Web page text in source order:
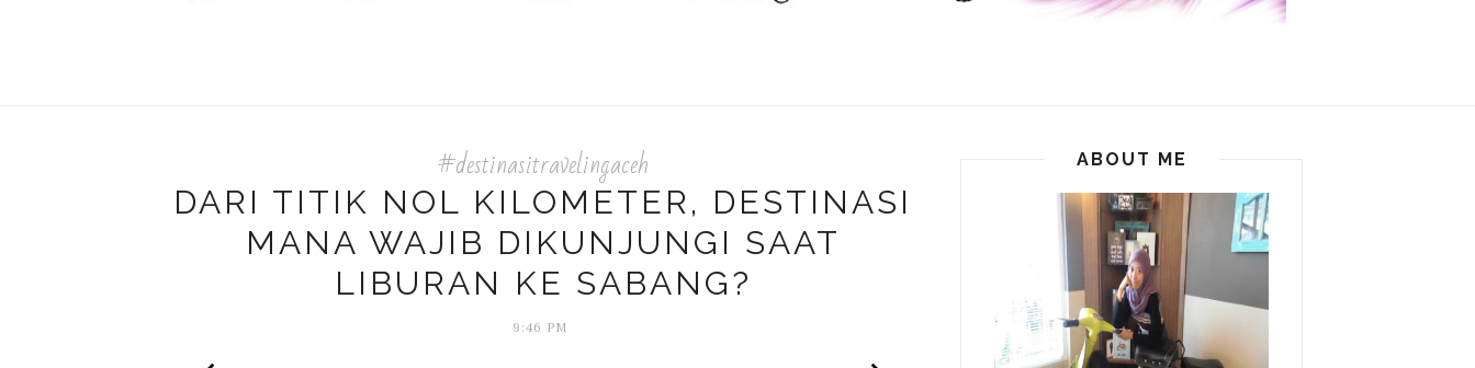
#destinasitravelingaceh
DARI TITIK NOL KILOMETER, DESTINASI
MANA WAJIB DIKUNJUNGI SAAT
LIBURAN KE SABANG?
9:46 PM
ABOUT ME